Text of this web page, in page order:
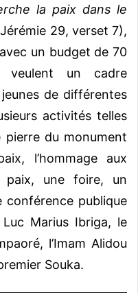
la paix dans le
29, verset 7),
un budget de 70
un cadre
jeunes de différentes
activités telles
pierre du monument
l’hommage aux
paix, une foire, un
publique
Marius Ibriga, le
l’Imam Alidou
Souka.